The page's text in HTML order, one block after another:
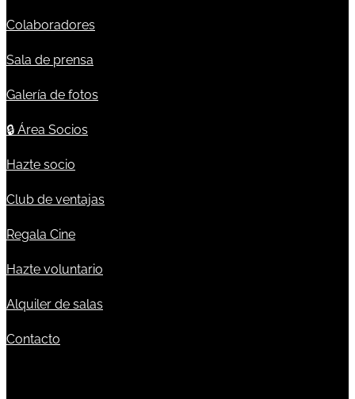
Colaboradores
Sala de prensa
Galería de fotos
🔒 Área Socios
Hazte socio
Club de ventajas
Regala Cine
Hazte voluntario
Alquiler de salas
Contacto